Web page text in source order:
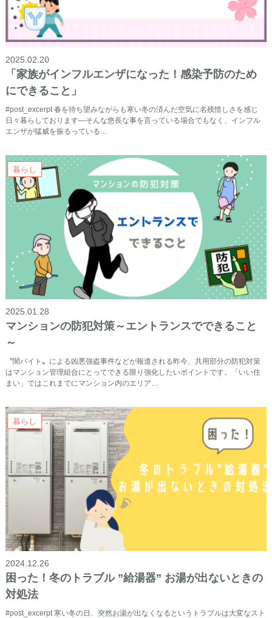
2025.02.20
「家族がインフルエンザになった！感染予防のため
にできること」
#post_excerpt 春を待ち望みながらも寒い冬の済んだ空気に名残惜しさを感じ
日々暮らしております―そんな悠長な事を言っている場合でもなく、インフル
エンザが猛威を振るっている…
暮らし
2025.01.28
マンションの防犯対策～エントランスでできること
～
〝闇バイト〟による凶悪強盗事件などが報道される昨今、共用部分の防犯対策
はマンション管理組合にとってできる限り強化したいポイントです。「いい住
まい」ではこれまでにマンション内のエリア…
暮らし
2024.12.26
困った！冬のトラブル ”給湯器” お湯が出ないときの
対処法
#post_excerpt 寒い冬の日、突然お湯が出なくなるというトラブルは大変なスト